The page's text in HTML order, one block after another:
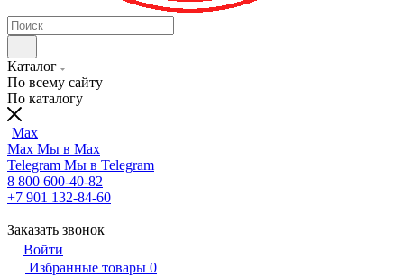
Каталог
По всему сайту
По каталогу
Max
Max Мы в Max
Telegram Мы в Telegram
8 800 600-40-82
+7 901 132-84-60
Заказать звонок
Войти
Избранные товары 0